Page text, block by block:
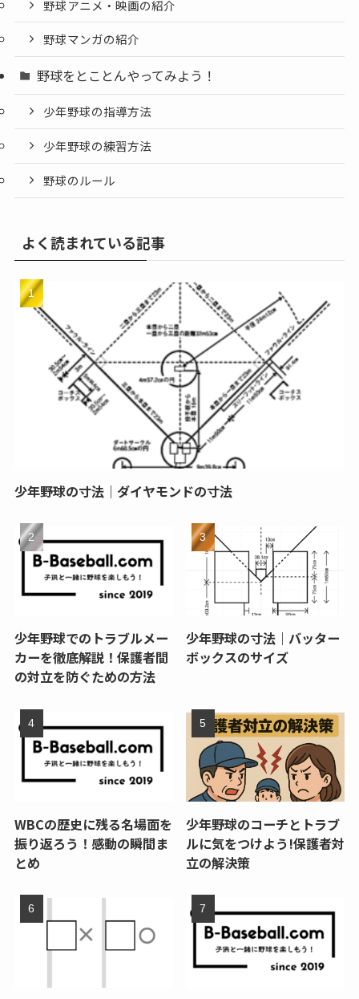
野球アニメ・映画の紹介
野球マンガの紹介
野球をとことんやってみよう！
少年野球の指導方法
少年野球の練習方法
野球のルール
よく読まれている記事
少年野球の寸法｜ダイヤモンドの寸法
少年野球でのトラブルメー
カーを徹底解説！保護者間
の対立を防ぐための方法
少年野球の寸法｜バッター
ボックスのサイズ
WBCの歴史に残る名場面を
振り返ろう！感動の瞬間ま
とめ
少年野球のコーチとトラブ
ルに気をつけよう!保護者対
立の解決策